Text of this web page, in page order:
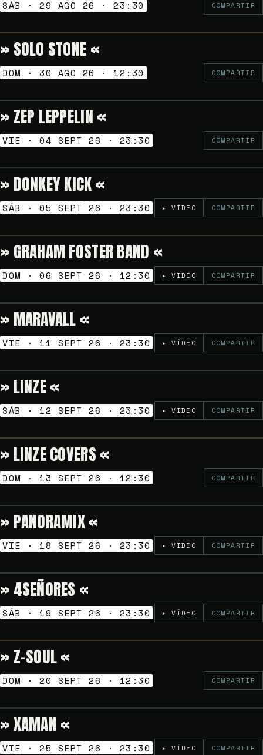
SÁB · 29 AGO 26 · 23:30 COMPARTIR
VERMUT SESSION
» SOLO STONE «
DOM · 30 AGO 26 · 12:30 COMPARTIR
NOCHES GOLFAS
» ZEP LEPPELIN «
VIE · 04 SEPT 26 · 23:30 COMPARTIR
NOCHES GOLFAS
» DONKEY KICK «
SÁB · 05 SEPT 26 · 23:30 ▸ VÍDEO COMPARTIR
VERMUT SESSION
» GRAHAM FOSTER BAND «
DOM · 06 SEPT 26 · 12:30 ▸ VÍDEO COMPARTIR
NOCHES GOLFAS
» MARAVALL «
VIE · 11 SEPT 26 · 23:30 ▸ VÍDEO COMPARTIR
NOCHES GOLFAS
» LINZE «
SÁB · 12 SEPT 26 · 23:30 ▸ VÍDEO COMPARTIR
VERMUT SESSION
» LINZE COVERS «
DOM · 13 SEPT 26 · 12:30 COMPARTIR
NOCHES GOLFAS
» PANORAMIX «
VIE · 18 SEPT 26 · 23:30 ▸ VÍDEO COMPARTIR
NOCHES GOLFAS
» 4SEÑORES «
SÁB · 19 SEPT 26 · 23:30 ▸ VÍDEO COMPARTIR
VERMUT SESSION
» Z-SOUL «
DOM · 20 SEPT 26 · 12:30 COMPARTIR
NOCHES GOLFAS
» XAMAN «
VIE · 25 SEPT 26 · 23:30 ▸ VÍDEO COMPARTIR